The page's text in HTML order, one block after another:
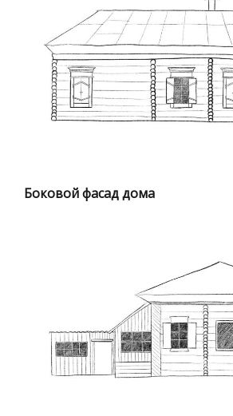
Боковой фасад дома